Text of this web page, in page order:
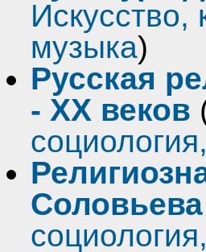
Искусство,
музыка)
Русская
- XX веков
Соловьева